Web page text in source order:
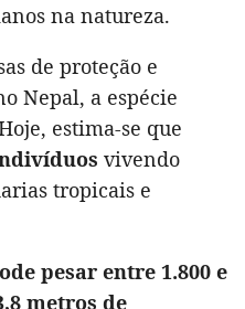
na natureza.
de proteção e
Nepal, a espécie
estima-se que
vivendo
tropicais e
pesar entre 1.800 e
metros de